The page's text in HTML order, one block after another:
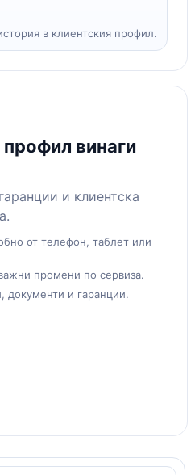
в клиентския профил.
профил винаги
и клиентска
от телефон, таблет или
промени по сервиза.
документи и гаранции.